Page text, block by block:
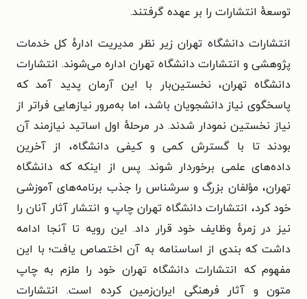
توسعهٔ انتشارات را بر عهده گرفتند.
انتشارات دانشگاه تهران زیر نظر مدیریت ادارهٔ کل خدمات
پژوهشی و انتشارات دانشگاه تهران اداره می‌شوند. انتشارات
دانشگاه تهران، نخستین‌بار با این آرمان پدید آمد که
پاسخگوی نیاز دانشجویان باشد، اما به‌مرور نیازهایی فراتر از
نیاز نخستین نمودار شدند. در مرحلهٔ اول اساتید نیازمند آن
بودند تا با گسترش کمی و کیفی دانشگاه، از آخرین
داده‌های علمی برخوردار شوند. پس از اینکه که دانشگاه
تهران، مؤلفان بزرگ و سرشناس را جذب برنامه‌های آموزشی
خود کرد، انتشارات دانشگاه تهران چاپ و انتشار آثار آنان را
نیز در زمرهٔ وظایف خود قرار داد. این رویه تا آنجا ادامه
داشت که بندی از اساسنامه به آن اختصاص یافت؛ با این
مفهوم که انتشارات دانشگاه تهران خود را ملزم به چاپ
متون و آثار فرهنگی ایران‌زمین کرده است. انتشارات